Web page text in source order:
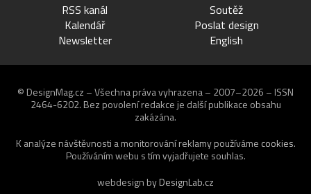
RSS kanál
Kalendář
Newsletter
Soutěž
Poslat design
English
© DesignMag.cz – Všechna práva vyhrazena – 2007–2026 – ISSN
2464-6202. Bez povolení redakce je další publikace obsahu
zakázána.
K analýze návštěvnosti a monitorování reklamy používáme cookies.
Používáním webu s tím vyjadřujete souhlas.
webdesign byDesignLab.cz